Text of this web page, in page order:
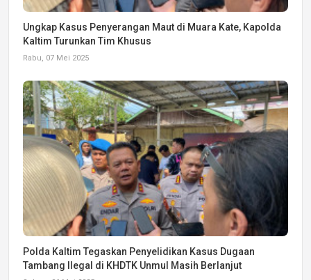
Ungkap Kasus Penyerangan Maut di Muara Kate, Kapolda
Kaltim Turunkan Tim Khusus
Rabu, 07 Mei 2025
Polda Kaltim Tegaskan Penyelidikan Kasus Dugaan
Tambang Ilegal di KHDTK Unmul Masih Berlanjut